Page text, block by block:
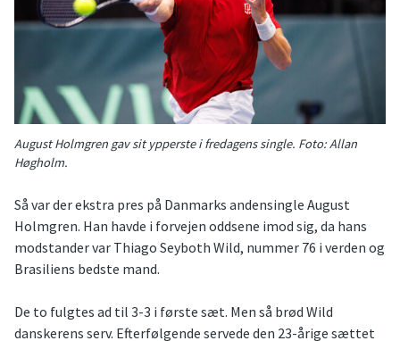
August Holmgren gav sit ypperste i fredagens single. Foto: Allan
Høgholm.
Så var der ekstra pres på Danmarks andensingle August
Holmgren. Han havde i forvejen oddsene imod sig, da hans
modstander var Thiago Seyboth Wild, nummer 76 i verden og
Brasiliens bedste mand.
De to fulgtes ad til 3-3 i første sæt. Men så brød Wild
danskerens serv. Efterfølgende servede den 23-årige sættet